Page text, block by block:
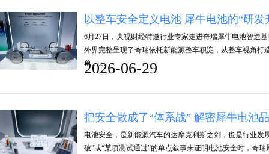
以整车安全定义电池 犀牛电池的“研发
6月27日，央视财经特邀行业专家走进奇瑞犀牛电池智造
外界完整呈现了奇瑞依托新能源整车积淀，从整车视角
单……
2026-06-29
把安全做成了“体系战” 解密犀牛电池
电池安全，是新能源汽车的达摩克利斯之剑，也是行业发
破”或“某项测试通过”的单点叙事来证明电池安全时，奇